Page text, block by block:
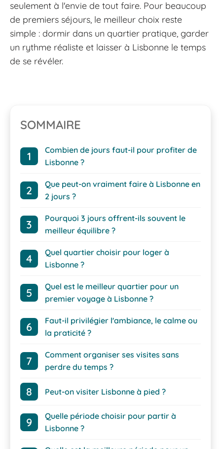
seulement à l'envie de tout faire. Pour beaucoup
de premiers séjours, le meilleur choix reste
simple : dormir dans un quartier pratique, garder
un rythme réaliste et laisser à Lisbonne le temps
de se révéler.
SOMMAIRE
Combien de jours faut-il pour profiter de
Lisbonne ?
Que peut-on vraiment faire à Lisbonne en
2 jours ?
Pourquoi 3 jours offrent-ils souvent le
meilleur équilibre ?
Quel quartier choisir pour loger à
Lisbonne ?
Quel est le meilleur quartier pour un
premier voyage à Lisbonne ?
Faut-il privilégier l'ambiance, le calme ou
la praticité ?
Comment organiser ses visites sans
perdre du temps ?
Peut-on visiter Lisbonne à pied ?
Quelle période choisir pour partir à
Lisbonne ?